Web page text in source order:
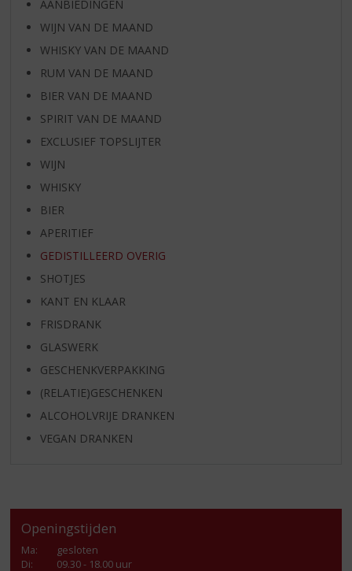
AANBIEDINGEN
WIJN VAN DE MAAND
WHISKY VAN DE MAAND
RUM VAN DE MAAND
BIER VAN DE MAAND
SPIRIT VAN DE MAAND
EXCLUSIEF TOPSLIJTER
WIJN
WHISKY
BIER
APERITIEF
GEDISTILLEERD OVERIG
SHOTJES
KANT EN KLAAR
FRISDRANK
GLASWERK
GESCHENKVERPAKKING
(RELATIE)GESCHENKEN
ALCOHOLVRIJE DRANKEN
VEGAN DRANKEN
Openingstijden
Ma:
gesloten
Di:
09.30 - 18.00 uur